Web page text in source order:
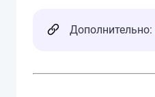
Дополнительно: